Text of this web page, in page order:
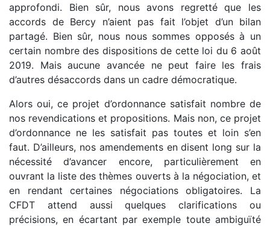
approfondi. Bien sûr, nous avons regretté que les
accords de Bercy n’aient pas fait l’objet d’un bilan
partagé. Bien sûr, nous nous sommes opposés à un
certain nombre des dispositions de cette loi du 6 août
2019. Mais aucune avancée ne peut faire les frais
d’autres désaccords dans un cadre démocratique.
Alors oui, ce projet d’ordonnance satisfait nombre de
nos revendications et propositions. Mais non, ce projet
d’ordonnance ne les satisfait pas toutes et loin s’en
faut. D’ailleurs, nos amendements en disent long sur la
nécessité d’avancer encore, particulièrement en
ouvrant la liste des thèmes ouverts à la négociation, et
en rendant certaines négociations obligatoires. La
CFDT attend aussi quelques clarifications ou
précisions, en écartant par exemple toute ambiguïté